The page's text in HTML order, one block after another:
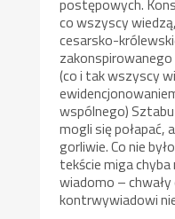
co wszyscy
cesarsko-
(co i tak wszyscy
wspólnego)
mogli się połapać,
gorliwie. Co nie
tekście miga
wiadomo –
kontrwywiadowi